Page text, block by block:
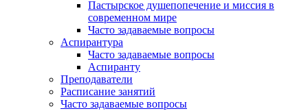
Пастырское душепопечение и миссия в
современном мире
Часто задаваемые вопросы
Аспирантура
Часто задаваемые вопросы
Аспиранту
Преподаватели
Расписание занятий
Часто задаваемые вопросы